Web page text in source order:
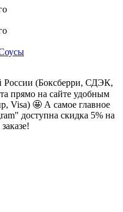
России (Боксберри, СДЭК,
прямо на сайте удобным
Visa) 🤩 А самое главное
доступна скидка 5% на